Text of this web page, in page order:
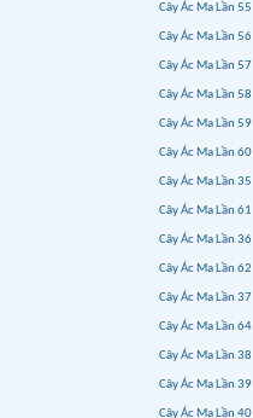
Cây Ác Ma Lần 55
Cây Ác Ma Lần 56
Cây Ác Ma Lần 57
Cây Ác Ma Lần 58
Cây Ác Ma Lần 59
Cây Ác Ma Lần 60
Cây Ác Ma Lần 35
Cây Ác Ma Lần 61
Cây Ác Ma Lần 36
Cây Ác Ma Lần 62
Cây Ác Ma Lần 37
Cây Ác Ma Lần 64
Cây Ác Ma Lần 38
Cây Ác Ma Lần 39
Cây Ác Ma Lần 40